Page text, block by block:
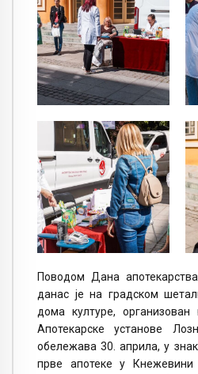
Поводом Дана
данас је на градском
дома културе,
Апотекарске установе
обележава 30. априла, у
прве апотеке у Кнежевини